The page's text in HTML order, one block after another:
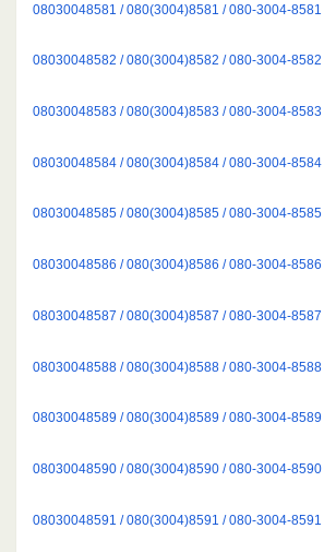
08030048581 / 080(3004)8581 / 080-3004-8581
08030048582 / 080(3004)8582 / 080-3004-8582
08030048583 / 080(3004)8583 / 080-3004-8583
08030048584 / 080(3004)8584 / 080-3004-8584
08030048585 / 080(3004)8585 / 080-3004-8585
08030048586 / 080(3004)8586 / 080-3004-8586
08030048587 / 080(3004)8587 / 080-3004-8587
08030048588 / 080(3004)8588 / 080-3004-8588
08030048589 / 080(3004)8589 / 080-3004-8589
08030048590 / 080(3004)8590 / 080-3004-8590
08030048591 / 080(3004)8591 / 080-3004-8591